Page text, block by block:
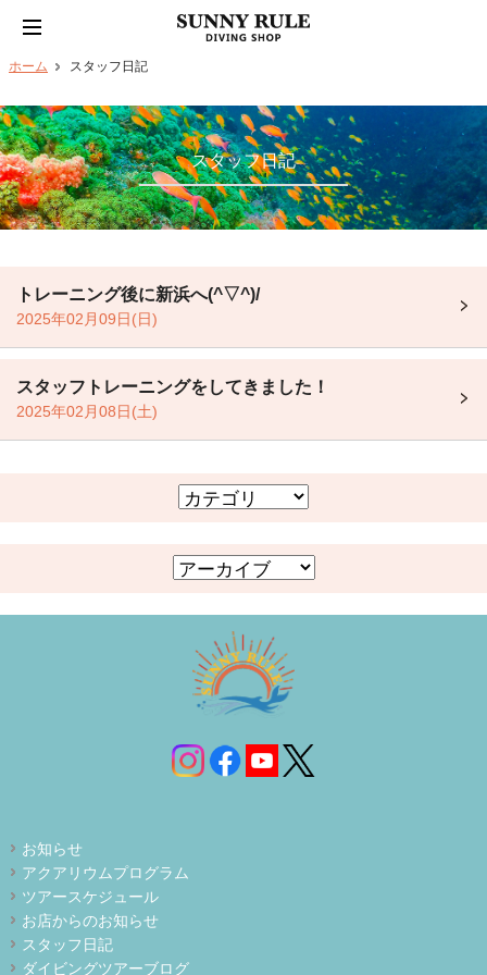
ホーム スタッフ日記
スタッフ日記
トレーニング後に新浜へ(^▽^)/
2025年02月09日(日)
スタッフトレーニングをしてきました！
2025年02月08日(土)
お知らせ
アクアリウムプログラム
ツアースケジュール
お店からのお知らせ
スタッフ日記
ダイビングツアーブログ